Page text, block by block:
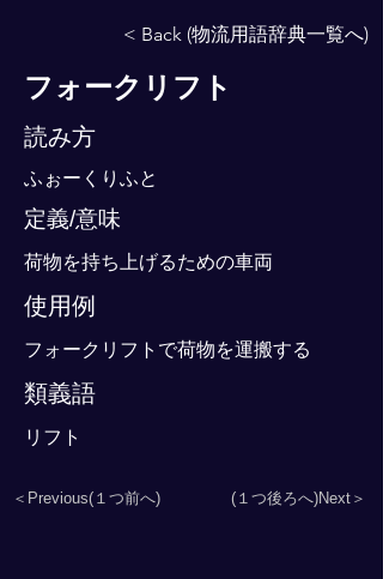
< Back (物流用語辞典一覧へ)
フォークリフト
読み方
ふぉーくりふと
定義/意味
荷物を持ち上げるための車両
使用例
フォークリフトで荷物を運搬する
類義語
リフト
＜Previous(１つ前へ) (１つ後ろへ)Next＞